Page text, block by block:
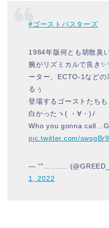
#ゴーストバスターズ
1984年版何とも胡散臭
腕がリズミカルで良き
ーター、ECTO-1などの
るぅ
登場するゴーストたち
白かったヽ( ・∀・)ﾉ
Who you gonna
pic.twitter.com/
— “”……….
1, 2022